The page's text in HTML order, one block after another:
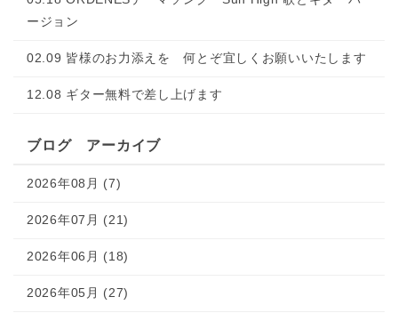
ージョン
02.09 皆様のお力添えを 何とぞ宜しくお願いいたします
12.08 ギター無料で差し上げます
ブログ アーカイブ
2026年08月 (7)
2026年07月 (21)
2026年06月 (18)
2026年05月 (27)